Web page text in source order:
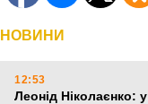
НОВИНИ
12:53
Леонід Ніколаєнко: